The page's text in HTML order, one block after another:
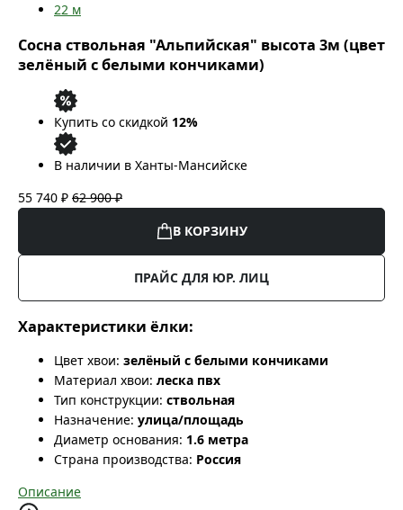
22 м
Сосна ствольная "Альпийская" высота 3м (цвет
зелёный с белыми кончиками)
Купить со скидкой 12%
В наличии в Ханты-Мансийске
55 740 ₽ 62 900 ₽
В КОРЗИНУ
ПРАЙС ДЛЯ ЮР. ЛИЦ
Характеристики ёлки:
Цвет хвои: зелёный с белыми кончиками
Материал хвои: леска пвх
Тип конструкции: ствольная
Назначение: улица/площадь
Диаметр основания: 1.6 метра
Страна производства: Россия
Описание